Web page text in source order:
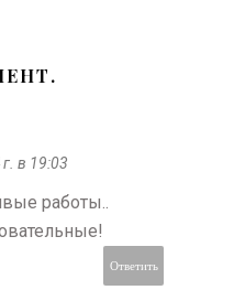
в 19:03
работы..
Ответить